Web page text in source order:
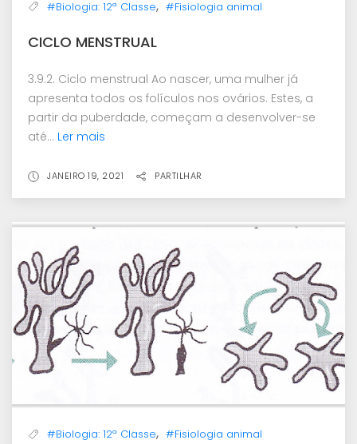
#Biologia: 12ª Classe, #Fisiologia animal
CICLO MENSTRUAL
3.9.2. Ciclo menstrual Ao nascer, uma mulher já
apresenta todos os folículos nos ovários. Estes, a
partir da puberdade, começam a desenvolver-se
até... Ler mais
JANEIRO 19, 2021 PARTILHAR
#Biologia: 12ª Classe, #Fisiologia animal